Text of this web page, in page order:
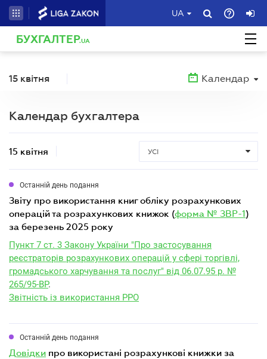
UA
БУХГАЛТЕР.UA
15 квітня Календар
Календар бухгалтера
15 квітня УСІ
Останній день подання
звіту про використання книг обліку розрахункових
операцій та розрахункових книжок (форма № ЗВР-1)
за березень 2025 року
Пункт 7 ст. 3 Закону України "Про застосування
реєстраторів розрахункових операцій у сфері торгівлі,
громадського харчування та послуг" від 06.07.95 р. №
265/95-ВР.
Звітність із використання РРО
Останній день подання
довідки про використані розрахункові книжки за